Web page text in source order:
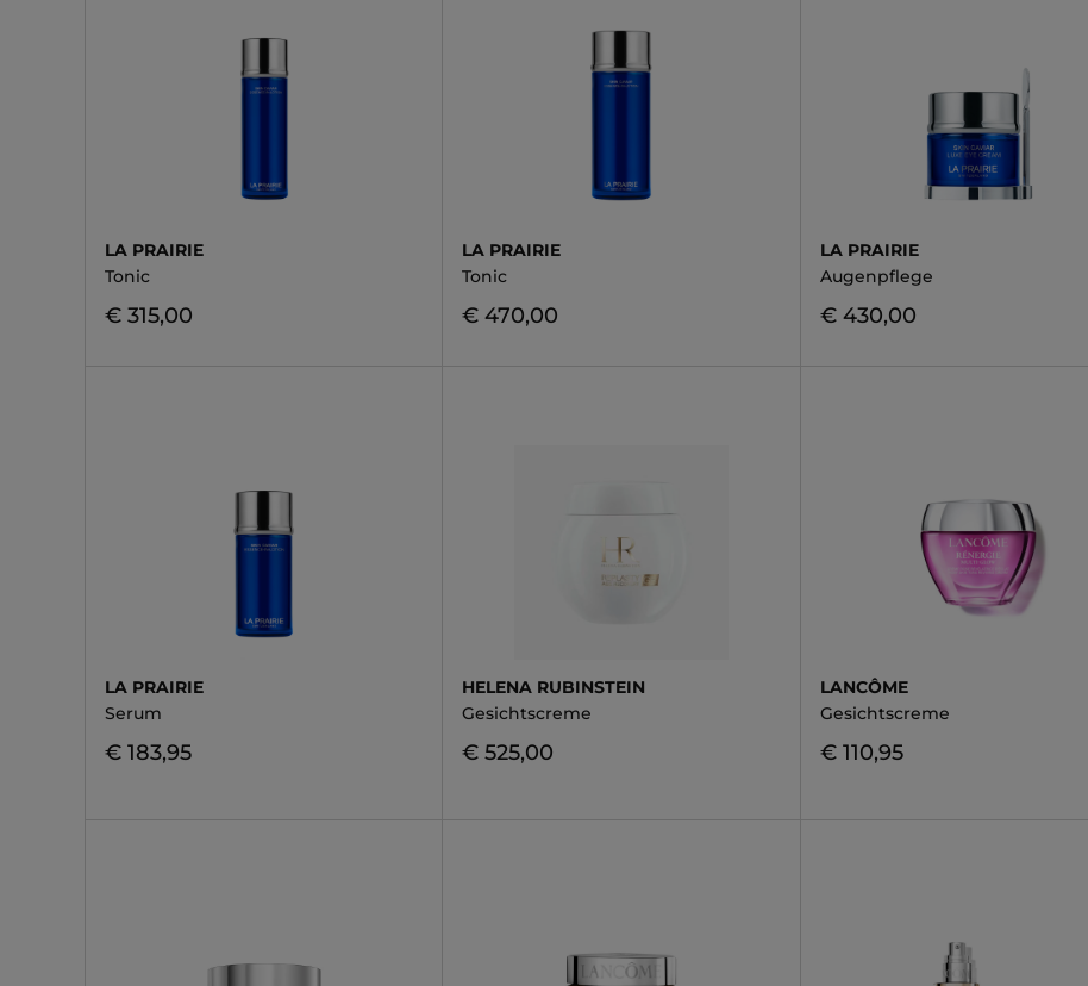
LA PRAIRIE
Tonic
€ 315,00
LA PRAIRIE
Tonic
€ 470,00
LA PRAIRIE
Augenpflege
€ 430,00
LA PRAIRIE
Serum
€ 183,95
HELENA RUBINSTEIN
Gesichtscreme
€ 525,00
LANCÔME
Gesichtscreme
€ 110,95